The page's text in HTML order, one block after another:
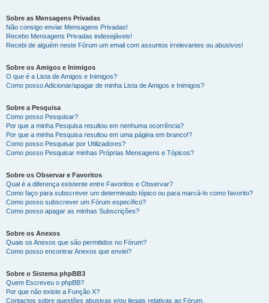
Sobre as Mensagens Privadas
Não consigo enviar Mensagens Privadas!
Recebo Mensagens Privadas indesejáveis!
Recebi de alguém neste Fórum um email com assuntos irrelevantes ou abusivos!
Sobre os Amigos e Inimigos
O que é a Lista de Amigos e Inimigos?
Como posso Adicionar/apagar de minha Lista de Amigos e Inimigos?
Sobre a Pesquisa
Como posso Pesquisar?
Por que a minha Pesquisa resultou em nenhuma ocorrência?
Por que a minha Pesquisa resultou em uma página em branco!?
Como posso Pesquisar por Utilizadores?
Como posso Pesquisar minhas Próprias Mensagens e Tópicos?
Sobre os Observar e Favoritos
Qual é a diferença existente entre Favoritos e Observar?
Como faço para subscrever um determinado tópico ou para marcá-lo como favorito?
Como posso subscrever um Fórum específico?
Como posso apagar as minhas Subscrições?
Sobre os Anexos
Quais os Anexos que são permitidos no Fórum?
Como posso encontrar Anexos que enviei?
Sobre o Sistema phpBB3
Quem Escreveu o phpBB?
Por que não existe a Função X?
Contactos sobre questões abusivas e/ou ilegais relativas ao Fórum.